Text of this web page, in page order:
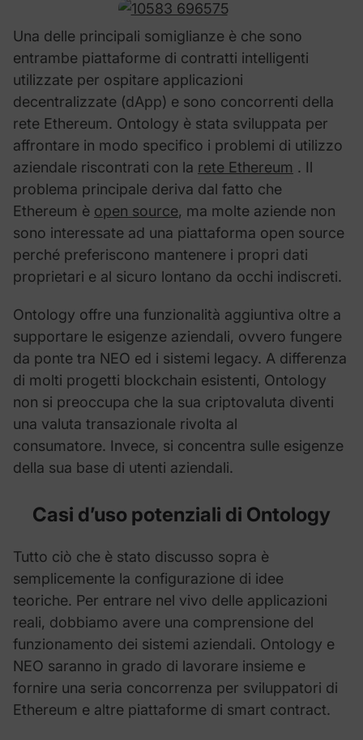
Una delle principali somiglianze è che sono
entrambe piattaforme di contratti intelligenti
utilizzate per ospitare applicazioni
decentralizzate (dApp) e sono concorrenti della
rete Ethereum. Ontology è stata sviluppata per
affrontare in modo specifico i problemi di utilizzo
aziendale riscontrati con la rete Ethereum . Il
problema principale deriva dal fatto che
Ethereum è open source, ma molte aziende non
sono interessate ad una piattaforma open source
perché preferiscono mantenere i propri dati
proprietari e al sicuro lontano da occhi indiscreti.
Ontology offre una funzionalità aggiuntiva oltre a
supportare le esigenze aziendali, ovvero fungere
da ponte tra NEO ed i sistemi legacy. A differenza
di molti progetti blockchain esistenti, Ontology
non si preoccupa che la sua criptovaluta diventi
una valuta transazionale rivolta al
consumatore. Invece, si concentra sulle esigenze
della sua base di utenti aziendali.
Casi d’uso potenziali di Ontology
Tutto ciò che è stato discusso sopra è
semplicemente la configurazione di idee
teoriche. Per entrare nel vivo delle applicazioni
reali, dobbiamo avere una comprensione del
funzionamento dei sistemi aziendali. Ontology e
NEO saranno in grado di lavorare insieme e
fornire una seria concorrenza per sviluppatori di
Ethereum e altre piattaforme di smart contract.